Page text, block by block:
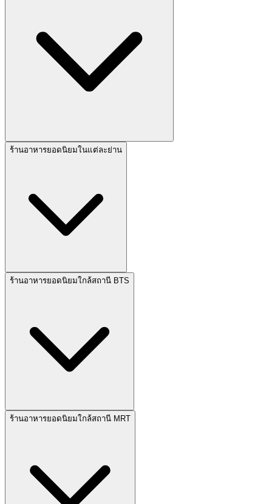
ร้านอาหารยอดนิยมในแต่ละย่าน
ร้านอาหารยอดนิยมใกล้สถานี BTS
ร้านอาหารยอดนิยมใกล้สถานี MRT